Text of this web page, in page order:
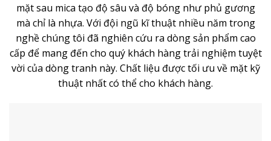
mặt sau mica tạo độ sâu và độ bóng như phủ gương
mà chỉ là nhựa. Với đội ngũ kĩ thuật nhiều năm trong
nghề chúng tôi đã nghiên cứu ra dòng sản phẩm cao
cấp để mang đến cho quý khách hàng trải nghiệm tuyệt
vời của dòng tranh này. Chất liệu được tối ưu về mặt kỹ
thuật nhất có thể cho khách hàng.